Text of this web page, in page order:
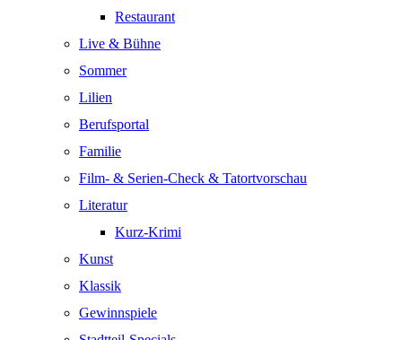
Restaurant
Live & Bühne
Sommer
Lilien
Berufsportal
Familie
Film- & Serien-Check & Tatortvorschau
Literatur
Kurz-Krimi
Kunst
Klassik
Gewinnspiele